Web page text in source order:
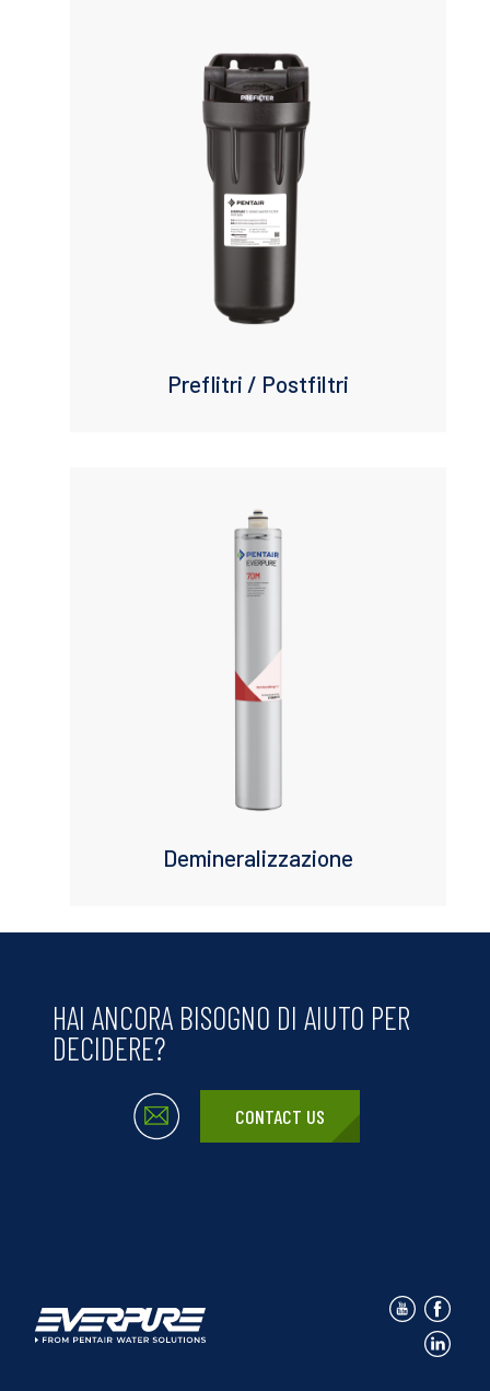
Preflitri / Postfiltri
Demineralizzazione
HAI ANCORA BISOGNO DI AIUTO PER
DECIDERE?
CONTACT US